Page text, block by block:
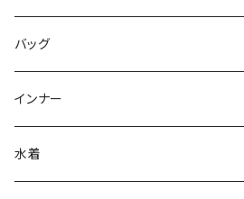
パーカー
スウェット/トレーナー
その他
その他
チュニック
レギンス
その他
オールインワン
その他
その他
スカートスーツ
その他
ミニ/ショート
ミディアム/ミモレ
ロング/マキシ
バッグ
サブバッグ
クラッチバッグ
インナー
ブラ/ブラトップ/ベアトップ
水着